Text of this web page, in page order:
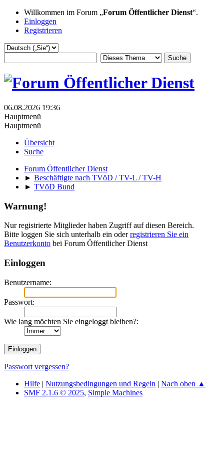
Willkommen im Forum „Forum Öffentlicher Dienst“.
Einloggen
Registrieren
06.08.2026 19:36
Hauptmenü
Hauptmenü
Übersicht
Suche
Forum Öffentlicher Dienst
► Beschäftigte nach TVöD / TV-L / TV-H
► TVöD Bund
Warnung!
Nur registrierte Mitglieder haben Zugriff auf diesen Bereich.
Bitte loggen Sie sich unterhalb ein oderregistrieren Sie ein
Benutzerkonto bei Forum Öffentlicher Dienst
Einloggen
Benutzername:
Passwort:
Wie lang möchten Sie eingeloggt bleiben?:
Passwort vergessen?
Hilfe | Nutzungsbedingungen und Regeln | Nach oben ▲
SMF 2.1.6 © 2025, Simple Machines